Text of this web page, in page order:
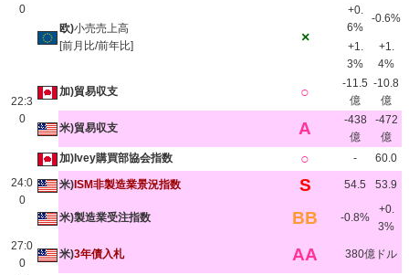
0
欧)小売売上高
[前月比/前年比]
×
+0.
6%
-0.6%
+1.
3%
+1.
4%
22:3
0
加)貿易収支 ○
-11.5
億
-10.8
億
米)貿易収支 A
-438
億
-472
億
24:0
0
加)Ivey購買部協会指数 ○ - 60.0
米) ISM非製造業景況指数 S 54.5 53.9
米)製造業受注指数 BB -0.8%
+0.
3%
27:0
0
米)3年債入札 AA 380億ドル